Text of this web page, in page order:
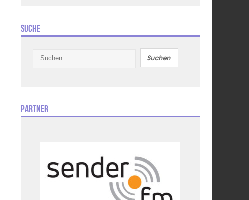
Suche
nach:
Partner